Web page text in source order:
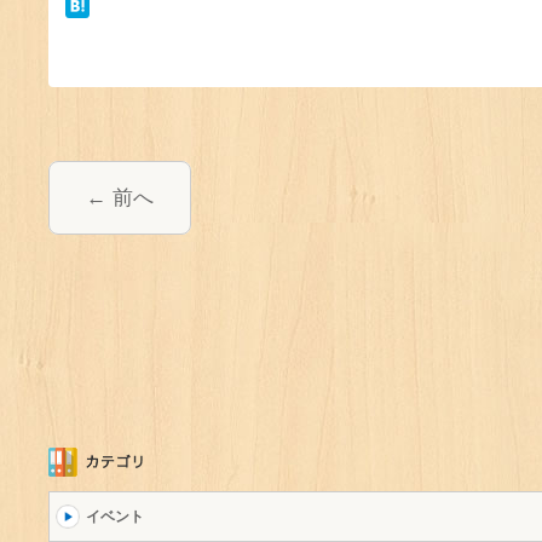
前へ
イベント